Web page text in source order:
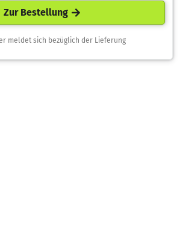
Zur Bestellung
meldet sich bezüglich der Lieferung